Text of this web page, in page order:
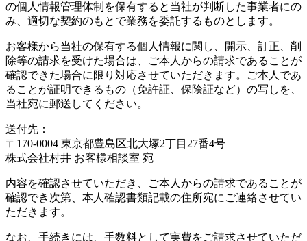
の個人情報管理体制を保有すると当社が判断した事業者にの
み、適切な契約のもとで業務を委託するものとします。
お客様から当社の保有する個人情報に関し、開示、訂正、削
除等の請求を受けた場合は、ご本人からの請求であることが
確認できた場合に限り対応させていただきます。ご本人であ
ることが証明できるもの（免許証、保険証など）の写しを、
当社宛に郵送してください。
送付先：
〒170-0004 東京都豊島区北大塚2丁目27番4号
株式会社村井 お客様相談室 宛
内容を確認させていただき、ご本人からの請求であることが
確認でき次第、本人確認書類記載の住所宛にご連絡させてい
ただきます。
なお、手続きには、手数料として実費をご請求させていただ